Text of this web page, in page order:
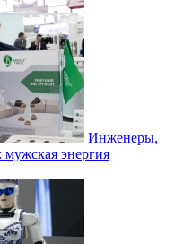
Инженеры,
мужская энергия